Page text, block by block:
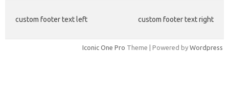
custom footer text left custom footer text right
Iconic One Pro Theme | Powered by Wordpress